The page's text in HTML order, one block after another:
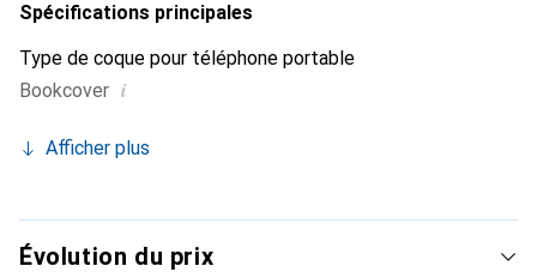
Spécifications principales
Type de coque pour téléphone portable
Bookcover i
Afficher plus
Évolution du prix